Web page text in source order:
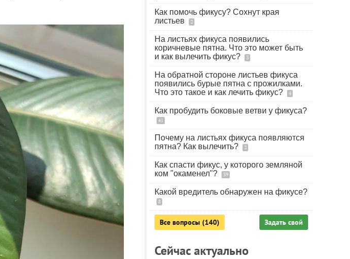
Как помочь фикусу? Сохнут края
листьев
2
На листьях фикуса появились
коричневые пятна. Что это может быть
и как вылечить фикус?
3
На обратной стороне листьев фикуса
появились бурые пятна с прожилками.
Что это такое и как лечить фикус?
4
Как пробудить боковые ветви у фикуса?
41
Почему на листьях фикуса появляются
пятна? Как вылечить?
2
Как спасти фикус, у которого земляной
ком "окаменел"?
39
Какой вредитель обнаружен на фикусе?
8
Все вопросы (140) Задать свой
Сейчас актуально